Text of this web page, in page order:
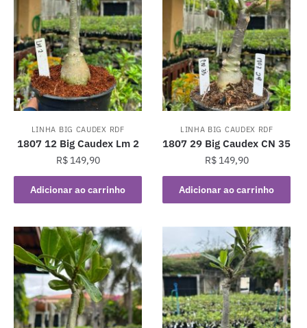
LINHA BIG CAUDEX RDF
1807 12 Big Caudex Lm 2
R$149,90
Adicionar ao carrinho
LINHA BIG CAUDEX RDF
1807 29 Big Caudex CN 35
R$149,90
Adicionar ao carrinho